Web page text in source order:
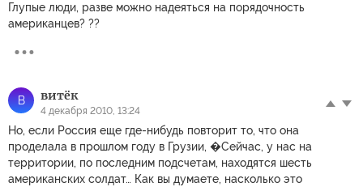
Глупые люди, разве можно надеяться на порядочность
американцев? ??
В витёк
4 декабря 2010, 13:24
Но, если Россия еще где-нибудь повторит то, что она
проделала в прошлом году в Грузии, �Сейчас, у нас на
территории, по последним подсчетам, находятся шесть
американских солдат… Как вы думаете, насколько это